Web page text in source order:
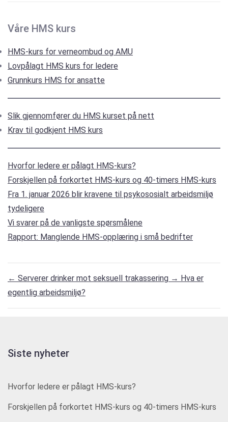
Våre HMS kurs
HMS-kurs for verneombud og AMU
Lovpålagt HMS kurs for ledere
Grunnkurs HMS for ansatte
Slik gjennomfører du HMS kurset på nett
Krav til godkjent HMS kurs
Hvorfor ledere er pålagt HMS-kurs?
Forskjellen på forkortet HMS-kurs og 40-timers HMS-kurs
Fra 1. januar 2026 blir kravene til psykososialt arbeidsmiljø
tydeligere
Vi svarer på de vanligste spørsmålene
Rapport: Manglende HMS-opplæring i små bedrifter
← Serverer drinker mot seksuell trakassering → Hva er
egentlig arbeidsmiljø?
Siste nyheter
Hvorfor ledere er pålagt HMS-kurs?
Forskjellen på forkortet HMS-kurs og 40-timers HMS-kurs